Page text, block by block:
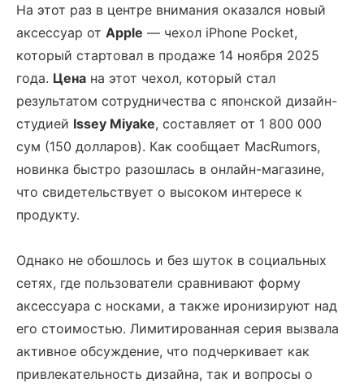
На этот раз в центре внимания оказался новый
аксессуар от Apple — чехол iPhone Pocket,
который стартовал в продаже 14 ноября 2025
года. Цена на этот чехол, который стал
результатом сотрудничества с японской дизайн-
студией Issey Miyake, составляет от 1 800 000
сум (150 долларов). Как сообщает MacRumors,
новинка быстро разошлась в онлайн-магазине,
что свидетельствует о высоком интересе к
продукту.
Однако не обошлось и без шуток в социальных
сетях, где пользователи сравнивают форму
аксессуара с носками, а также иронизируют над
его стоимостью. Лимитированная серия вызвала
активное обсуждение, что подчеркивает как
привлекательность дизайна, так и вопросы о